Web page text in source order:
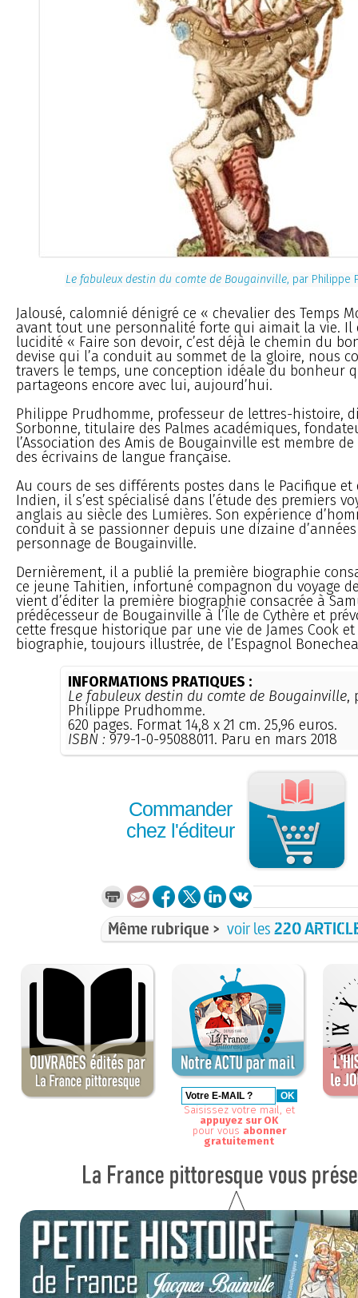
Le fabuleux destin du comte de Bougainville, par Philippe
Jalousé, calomnié dénigré ce « chevalier des Temps
avant tout une personnalité forte qui aimait la vie. Il
lucidité « Faire son devoir, c’est déjà le chemin du
devise qui l’a conduit au sommet de la gloire, nous
travers le temps, une conception idéale du bonheur
partageons encore avec lui, aujourd’hui.
Philippe Prudhomme, professeur de lettres-histoire,
Sorbonne, titulaire des Palmes académiques,
l’Association des Amis de Bougainville est membre
des écrivains de langue française.
Au cours de ses différents postes dans le Pacifique et
Indien, il s’est spécialisé dans l’étude des premiers
anglais au siècle des Lumières. Son expérience
conduit à se passionner depuis une dizaine
personnage de Bougainville.
Dernièrement, il a publié la première biographie
ce jeune Tahitien, infortuné compagnon du voyage
vient d’éditer la première biographie consacrée à
prédécesseur de Bougainville à l’Île de Cythère et
cette fresque historique par une vie de James Cook
biographie, toujours illustrée, de l’Espagnol
INFORMATIONS PRATIQUES :
Le fabuleux destin du comte de Bougainville,
Philippe Prudhomme.
620 pages. Format 14,8 x 21 cm. 25,96 euros.
ISBN : 979-1-0-95088011. Paru en mars 2018
Commander
chez l'éditeur
Même rubrique > voir les220
Saisissez votre mail, et
appuyez sur OK
pour vous abonner
gratuitement